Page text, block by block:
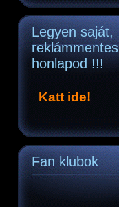
Legyen saját,
reklámmentes
honlapod !!!
Katt ide!
Fan klubok